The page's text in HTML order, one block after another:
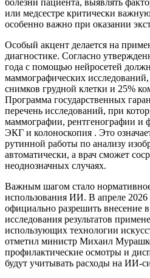
болезни пациента, выявлять
или медсестре критически
особенно важно при оказании
Особый акцент делается на
диагностике. Согласно
года с помощью нейросетей
маммографических
снимков грудной клетки и 25%
Программа государственных
перечень исследований, при
маммографии, рентгенографии и
ЭКГ и колоноскопия . Это
рутинной работы по анализу
автоматически, а врач сможет
неоднозначных случаях.
Важным шагом стало
использования ИИ. В апреле 2026
официально разрешить внесение
исследования результатов
использующих технологии
отметил министр Михаил
профилактические осмотры и
будут учитывать расходы на ИИ-